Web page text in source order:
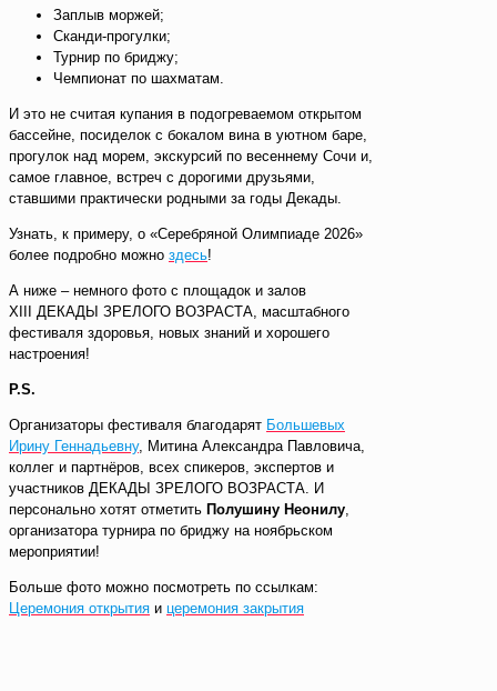
Заплыв моржей;
Сканди-прогулки;
Турнир по бриджу;
Чемпионат по шахматам.
И это не считая купания в подогреваемом открытом
бассейне, посиделок с бокалом вина в уютном баре,
прогулок над морем, экскурсий по весеннему Сочи и,
самое главное, встреч с дорогими друзьями,
ставшими практически родными за годы Декады.
Узнать, к примеру, о «Серебряной Олимпиаде 2026»
более подробно можно здесь!
А ниже – немного фото с площадок и залов
XIII ДЕКАДЫ ЗРЕЛОГО ВОЗРАСТА, масштабного
фестиваля здоровья, новых знаний и хорошего
настроения!
P.S.
Организаторы фестиваля благодарят Большевых
Ирину Геннадьевну, Митина Александра Павловича,
коллег и партнёров, всех спикеров, экспертов и
участников ДЕКАДЫ ЗРЕЛОГО ВОЗРАСТА. И
персонально хотят отметить Полушину Неонилу,
организатора турнира по бриджу на ноябрьском
мероприятии!
Больше фото можно посмотреть по ссылкам:
Церемония открытия и церемония закрытия